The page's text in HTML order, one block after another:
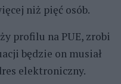
niż pięć osób.
profilu na PUE, zrobi
będzie on musiał
elektroniczny.